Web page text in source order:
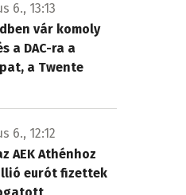
6., 13:13
vár komoly
a DAC-ra a
a Twente
6., 12:12
AEK Athénhoz
eurót fizettek